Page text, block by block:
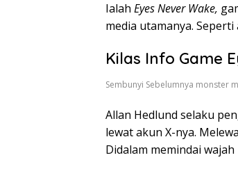
Ialah Eyes Never Wake,
media utamanya.
Kilas Info Game
Sembunyi Sebelumnya monster
Allan Hedlund selaku
lewat akun X-nya.
Didalam memindai